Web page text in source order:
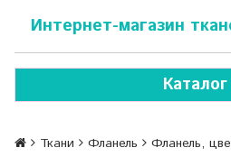
Интернет-магазин
Каталог
Ткани Фланель
Фланель,